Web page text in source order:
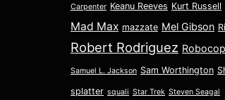
Carpenter Keanu Reeves Kurt Russell
Mad Max mazzate Mel Gibson
Robert Rodriguez Robocop
Samuel L. Jackson Sam Worthington
splatter squali Star Trek Steven Seagal